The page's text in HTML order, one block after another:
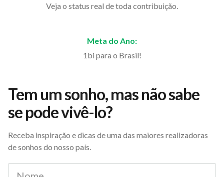
Veja o status real de toda contribuição.
Meta do Ano:
1bi para o Brasil!
Tem um sonho, mas não sabe
se pode vivê-lo?
Receba inspiração e dicas de uma das maiores realizadoras
de sonhos do nosso país.